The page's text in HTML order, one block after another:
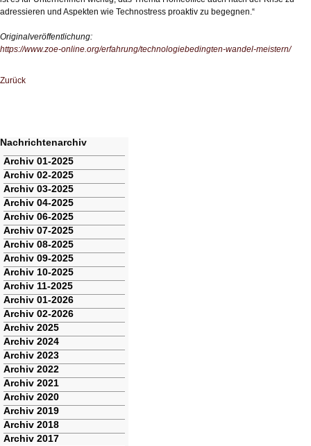
adressieren und Aspekten wie Technostress proaktiv zu begegnen.“
Originalveröffentlichung:
https://www.zoe-online.org/erfahrung/technologiebedingten-wandel-meistern/
Zurück
Nachrichtenarchiv
Navigation
überspringen
Archiv 01-2025
Archiv 02-2025
Archiv 03-2025
Archiv 04-2025
Archiv 06-2025
Archiv 07-2025
Archiv 08-2025
Archiv 09-2025
Archiv 10-2025
Archiv 11-2025
Archiv 01-2026
Archiv 02-2026
Archiv 2025
Archiv 2024
Archiv 2023
Archiv 2022
Archiv 2021
Archiv 2020
Archiv 2019
Archiv 2018
Archiv 2017